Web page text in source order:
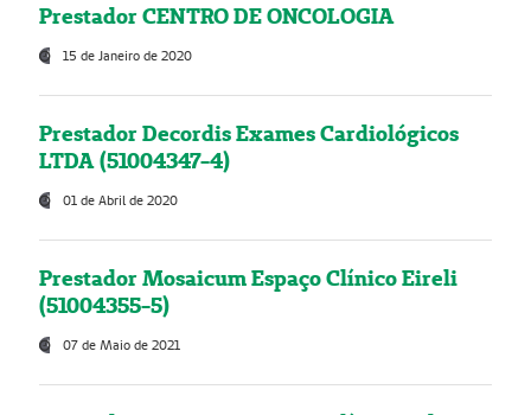
Prestador CENTRO DE ONCOLOGIA
15 de Janeiro de 2020
Prestador Decordis Exames Cardiológicos
LTDA (51004347-4)
01 de Abril de 2020
Prestador Mosaicum Espaço Clínico Eireli
(51004355-5)
07 de Maio de 2021